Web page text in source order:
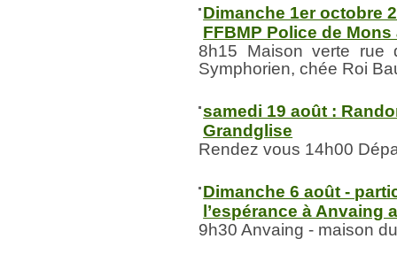
Dimanche 1er octobre
FFBMP Police de
8h15 Maison verte rue
Symphorien, chée Roi
samedi 19 août :
Grandglise
Rendez vous 14h00
Dimanche 6 août -
l’espérance à Anvaing
9h30 Anvaing - maison